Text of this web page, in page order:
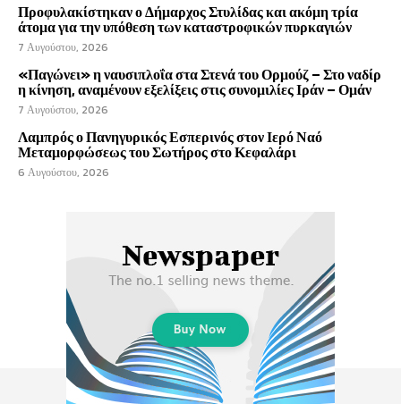
Προφυλακίστηκαν ο Δήμαρχος Στυλίδας και ακόμη τρία
άτομα για την υπόθεση των καταστροφικών πυρκαγιών
7 Αυγούστου, 2026
«Παγώνει» η ναυσιπλοΐα στα Στενά του Ορμούζ – Στο ναδίρ
η κίνηση, αναμένουν εξελίξεις στις συνομιλίες Ιράν – Ομάν
7 Αυγούστου, 2026
Λαμπρός ο Πανηγυρικός Εσπερινός στον Ιερό Ναό
Μεταμορφώσεως του Σωτήρος στο Κεφαλάρι
6 Αυγούστου, 2026